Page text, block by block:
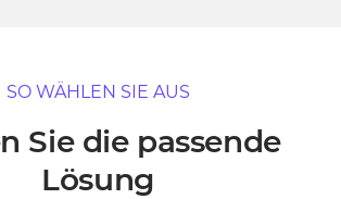
SO WÄHLEN SIE AUS
Sie die passende
Lösung